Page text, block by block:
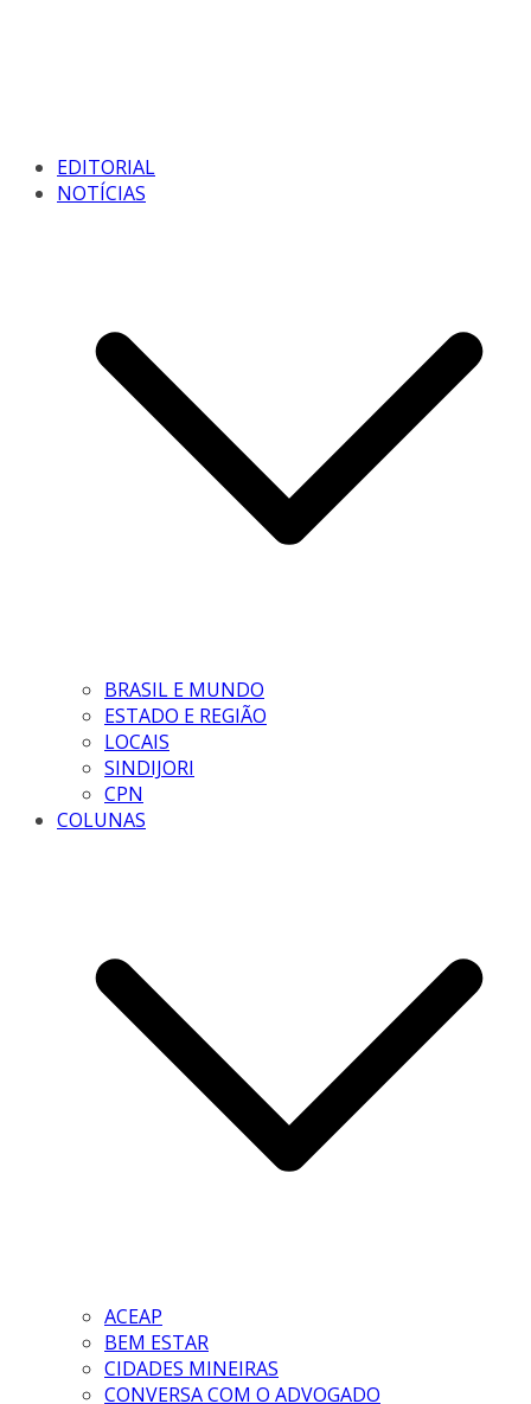
EDITORIAL
NOTÍCIAS
BRASIL E MUNDO
ESTADO E REGIÃO
LOCAIS
SINDIJORI
CPN
COLUNAS
ACEAP
BEM ESTAR
CIDADES MINEIRAS
CONVERSA COM O ADVOGADO